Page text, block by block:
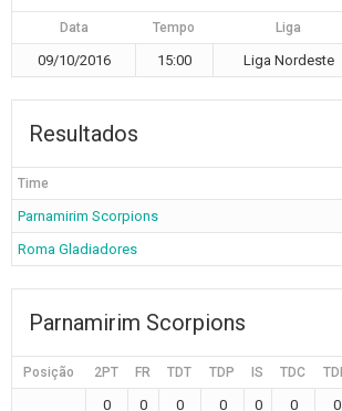
Data Tempo Liga
09/10/2016 15:00 Liga Nordeste
Resultados
Time
Parnamirim Scorpions
Roma Gladiadores
Parnamirim Scorpions
Posição 2PT FR TDT TDP IS TDC
0 0 0 0 0 0 0